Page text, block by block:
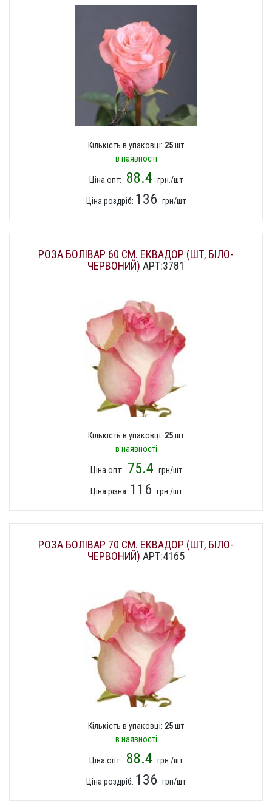
Кількість в упаковці: 25шт
в наявності
Ціна опт: 88.4 грн./шт
Ціна роздріб: 136 грн/шт
РОЗА БОЛІВАР 60 СМ. ЕКВАДОР (ШТ, БІЛО-
ЧЕРВОНИЙ) АРТ:3781
Кількість в упаковці: 25шт
в наявності
Ціна опт: 75.4 грн/шт
Ціна різна: 116 грн./шт
РОЗА БОЛІВАР 70 СМ. ЕКВАДОР (ШТ, БІЛО-
ЧЕРВОНИЙ) АРТ:4165
Кількість в упаковці: 25шт
в наявності
Ціна опт: 88.4 грн./шт
Ціна роздріб: 136 грн/шт